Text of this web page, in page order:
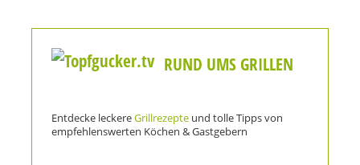
RUND UMS GRILLEN
Entdecke leckereGrillrezepte und tolle Tipps von
empfehlenswerten Köchen & Gastgebern